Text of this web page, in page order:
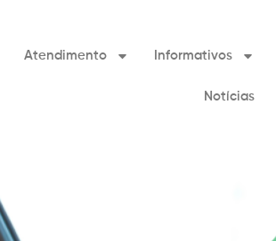
Atendimento Informativos
Notícias